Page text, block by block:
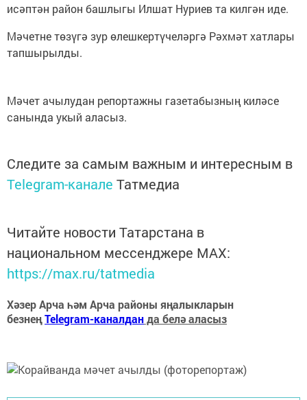
исәптән район башлыгы Илшат Нуриев та килгән иде.
Мәчетне төзүгә зур өлешкертүчеләргә Рәхмәт хатлары
тапшырылды.
Мәчет ачылудан репортажны газетабызның киләсе
санында укый аласыз.
Следите за самым важным и интересным в
Telegram-канале Татмедиа
Читайте новости Татарстана в
национальном мессенджере MАХ:
https://max.ru/tatmedia
Хәзер Арча һәм Арча районы яңалыкларын
безнеңTelegram-каналданда белә аласыз